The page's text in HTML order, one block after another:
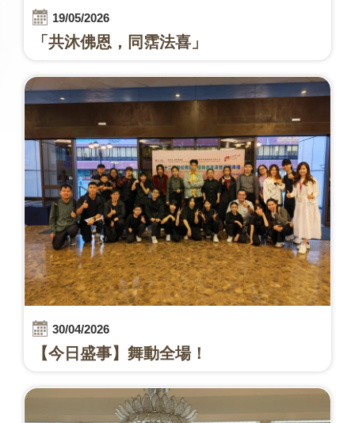
19/05/2026
「共沐佛恩，同霑法喜」
30/04/2026
【今日盛事】舞動全場！